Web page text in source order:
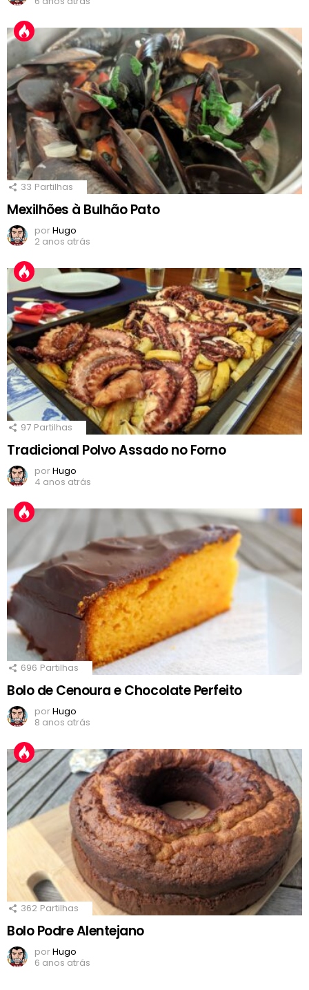
33 Partilhas
Mexilhões à Bulhão Pato
porHugo
2 anos atrás
97 Partilhas
Tradicional Polvo Assado no Forno
porHugo
4 anos atrás
696 Partilhas
Bolo de Cenoura e Chocolate Perfeito
porHugo
8 anos atrás
362 Partilhas
Bolo Podre Alentejano
porHugo
6 anos atrás